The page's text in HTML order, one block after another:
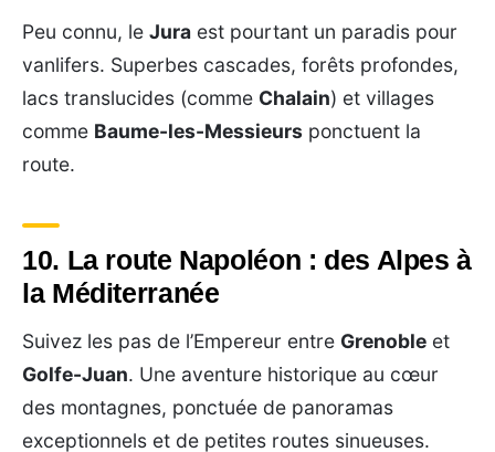
Peu connu, le Jura est pourtant un paradis pour
vanlifers. Superbes cascades, forêts profondes,
lacs translucides (comme Chalain) et villages
comme Baume-les-Messieurs ponctuent la
route.
10. La route Napoléon : des Alpes à
la Méditerranée
Suivez les pas de l’Empereur entre Grenoble et
Golfe-Juan. Une aventure historique au cœur
des montagnes, ponctuée de panoramas
exceptionnels et de petites routes sinueuses.